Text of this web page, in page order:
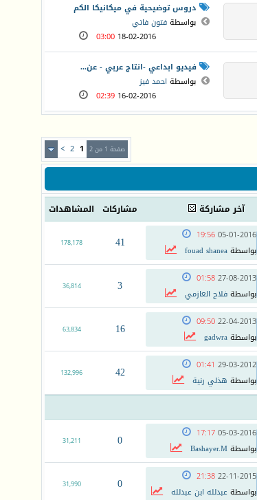
دروس توضيحية في ميكانيكا الكم
بواسطةفتون فاتي
18-02-2016
03:00
فيديو ابداعي -انتاج عربي - عن...
بواسطة احمد فيز
16-02-2016
02:39
صفحة 1 من 2 1
2
>
آخر مشاركة مشاركات المشاهدات
05-01-2016
19:56
بواسطةfouad shanea
41
178,178
27-08-2013
01:58
بواسطةفلاح العازمي 3
36,814
22-04-2013
09:50
بواسطةgadwra
16
63,834
29-03-2012
01:41
بواسطة هذلي رنية 42
132,996
05-03-2016
17:17
بواسطةBashayer.M
0
31,211
22-11-2015
21:38
بواسطةعبدلله ابن عبدلله 0
31,990